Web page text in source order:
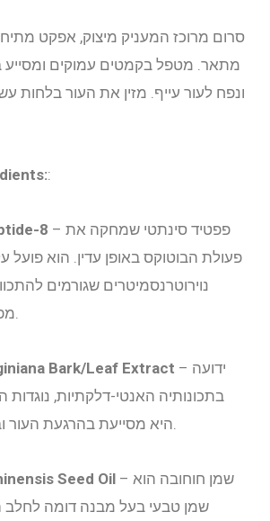
סרום מרוכז המעניק מיצוק, אפקט מתיחה
מתאר. מטפל בקמטים עמוקים
ונפח לעור עייף. מזין את העור בלחות
:
8 – פפטיד סינתטי שמחקה את
פעולת הבוטוקס באופן עדין. הוא פועל
נוירוטרנסמיטרים שגורמים
מפחית קמטי הבעה.
Bark/Leaf Extract – ידועה
בתכונותיה האנטי-דלקתיות, נוגדות
Seed Oil – שמן חוחובה הוא
שמן טבעי בעל מבנה דומה לחלב